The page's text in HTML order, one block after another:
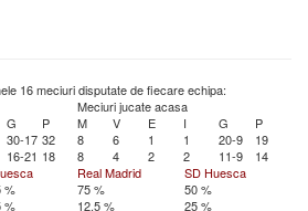
16 meciuri disputate de fiecare echipa:
Meciuri jucate acasa
G P M V E I G
P
30-17 32 8 6 1 1 20-9
19
16-21 18 8 4 2 2 11-9
14
Real Madrid
SD Huesca
% 75 %
50 %
% 12.5 %
25 %